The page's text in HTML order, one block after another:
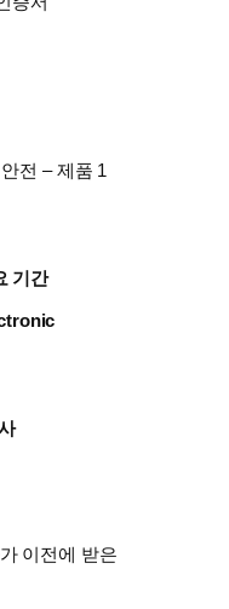
전 – 제품 1
기간
이전에 받은